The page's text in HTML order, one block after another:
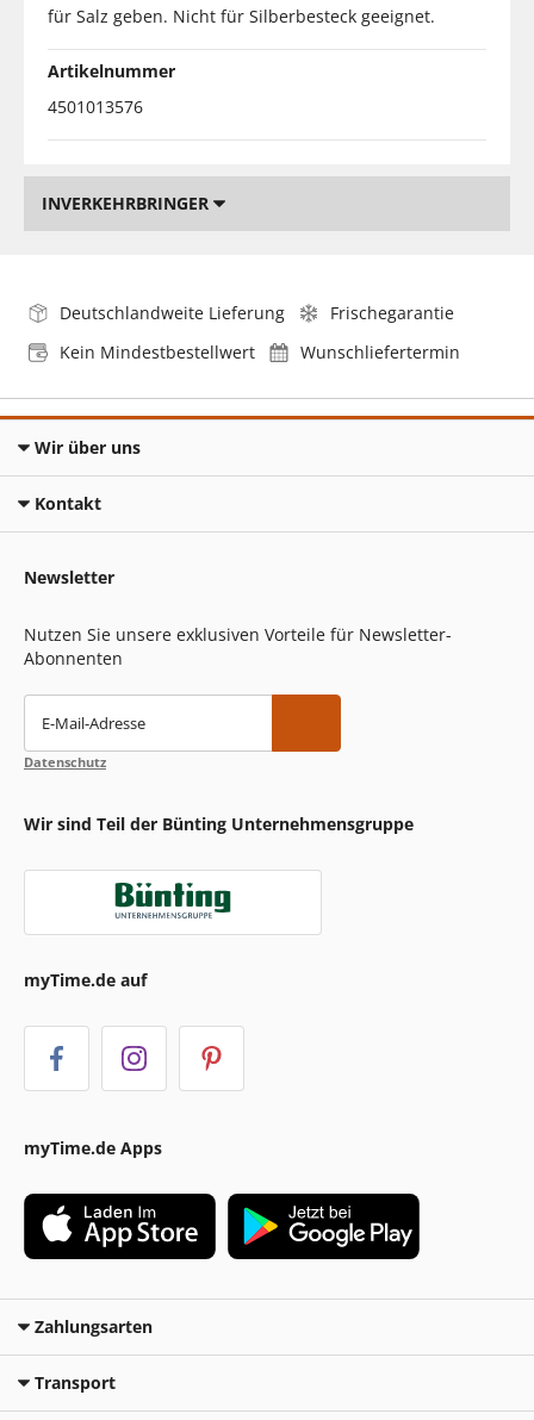
für Salz geben. Nicht für Silberbesteck geeignet.
Artikelnummer
4501013576
INVERKEHRBRINGER
Deutschlandweite Lieferung
Frischegarantie
Kein Mindestbestellwert
Wunschliefertermin
Wir über uns
Kontakt
Newsletter
Nutzen Sie unsere exklusiven Vorteile für Newsletter-
Abonnenten
E-Mail-Adresse
Datenschutz
Wir sind Teil der Bünting Unternehmensgruppe
myTime.de auf
myTime.de Apps
Zahlungsarten
Transport